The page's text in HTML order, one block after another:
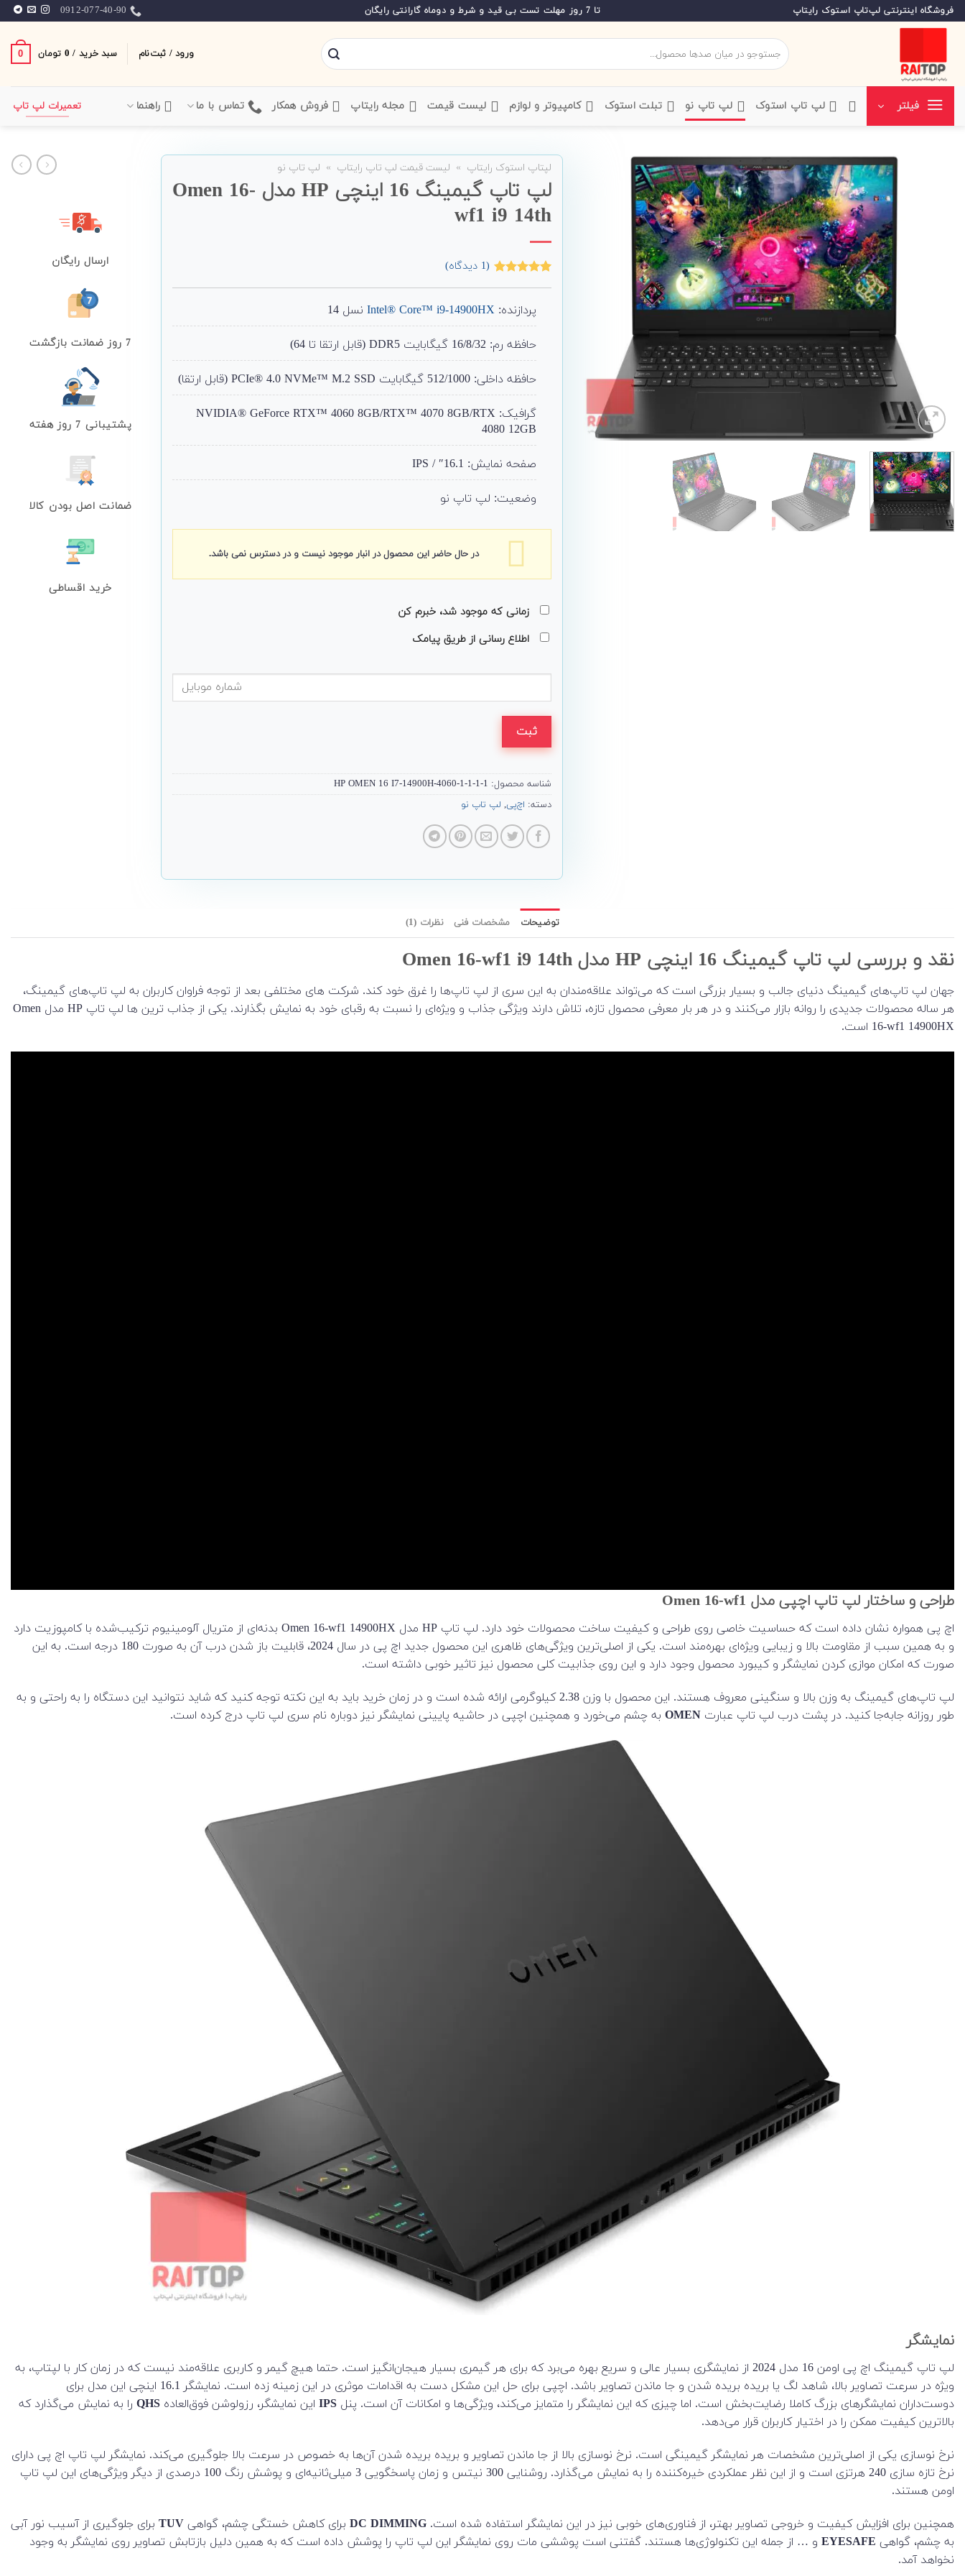
Skip
to
فروشگاه اینترنتی لپ‌تاپ استوک رایتاپ تا 7 روز مهلت تست بی قید و شرط و دوماه گارانتی رایگان 0912-077-40-90
جستجو
برای:
ورود / ثبت‌نام سبد خرید / 0 تومان 0
فیلتر ‌لپ تاپ استوک ‌لپ تاپ نو ‌ تبلت استوک ‌ کامپیوتر و لوازم ‌ لیست قیمت ‌ مجله رایتاپ فروش همکار تماس با ما راهنما تعمیرات لپ تاپ
لپتاپ استوک رایتاپ » لیست قیمت لپ تاپ رایتاپ » لپ تاپ نو
لپ تاپ گیمینگ 16 اینچی HP مدل Omen 16-
wf1 i9 14th
مشتری
(
1 دیدگاه)
پردازنده: Intel® Core™ i9-14900HXنسل 14
حافظه رم: 16/8/32 گیگابایت DDR5 (قابل ارتقا تا 64)
حافظه داخلی: 512/1000 گیگابایت PCIe® 4.0 NVMe™ M.2 SSD (قابل ارتقا)
گرافیک: NVIDIA® GeForce RTX™ 4060 8GB/RTX™ 4070 8GB/RTX
4080 12GB
صفحه نمایش: 16.1″ / IPS
وضعیت: لپ تاپ نو
در حال حاضر این محصول در انبار موجود نیست و در دسترس نمی باشد.
زمانی که موجود شد، خبرم کن
اطلاع رسانی از طریق پیامک
ثبت
شناسه محصول: HP OMEN 16 I7-14900H-4060-1-1-1-1
دسته: اچ‌پی, لپ تاپ نو
ارسال رایگان
7 روز ضمانت بازگشت
پشتیبانی 7 روز هفته
ضمانت اصل بودن کالا
خرید اقساطی
توضیحات مشخصات فنی نظرات (1)
نقد و بررسی لپ تاپ گیمینگ 16 اینچی HP مدل Omen 16-wf1 i9 14th
جهان لپ تاپ‌های گیمینگ دنیای جالب و بسیار بزرگی است که می‌تواند علاقه‌مندان به این سری از لپ تاپ‌ها را غرق خود کند. شرکت های مختلفی بعد از توجه فراوان کاربران به لپ تاپ‌های گیمینگ،
هر ساله محصولات جدیدی را روانه بازار می‌کنند و در هر بار معرفی محصول تازه، تلاش دارند ویژگی جذاب و ویژه‌ای را نسبت به رقبای خود به نمایش بگذارند. یکی از جذاب ترین ها لپ تاپ HP مدل Omen
16-wf1 14900HX است.
طراحی و ساختار لپ تاپ اچپی مدل Omen 16-wf1
اچ پی همواره نشان داده است که حساسیت خاصی روی طراحی و کیفیت ساخت محصولات خود دارد. لپ تاپ HP مدل Omen 16-wf1 14900HX بدنه‌ای از متریال آلومینیوم ترکیب‌شده با کامپوزیت دارد
و به همین سبب از مقاومت بالا و زیبایی ویژه‌ای بهره‌مند است. یکی از اصلی‌ترین ویژگی‌های ظاهری این محصول جدید اچ پی در سال 2024، قابلیت باز شدن درب آن به صورت 180 درجه است. به این
صورت که امکان موازی کردن نمایشگر و کیبورد محصول وجود دارد و این روی جذابیت کلی محصول نیز تاثیر خوبی داشته است.
لپ تاپ‌های گیمینگ به وزن بالا و سنگینی معروف هستند. این محصول با وزن 2.38 کیلوگرمی ارائه شده است و در زمان خرید باید به این نکته توجه کنید که شاید نتوانید این دستگاه را به راحتی و به
طور روزانه جابه‌جا کنید. در پشت درب لپ تاپ عبارت OMEN به چشم می‌خورد و همچنین اچپی در حاشیه پایینی نمایشگر نیز دوباره نام سری لپ تاپ درج کرده است.
نمایشگر
لپ تاپ گیمینگ اچ پی اومن 16 مدل 2024 از نمایشگری بسیار عالی و سریع بهره می‌برد که برای هر گیمری بسیار هیجان‌انگیز است. حتما هیچ گیمر و کاربری علاقه‌مند نیست که در زمان کار با لپتاپ، به
ویژه در سرعت تصاویر بالا، شاهد لگ یا بریده بریده شدن و جا ماندن تصاویر باشد. اچپی برای حل این مشکل دست به اقدامات موثری در این زمینه زده است. نمایشگر 16.1 اینچی این مدل برای
دوست‌داران نمایشگرهای بزرگ کاملا رضایت‌بخش است. اما چیزی که این نمایشگر را متمایز می‌کند، ویژگی‌ها و امکانات آن است. پنل IPS این نمایشگر، رزولوشن فوق‌العاده QHS را به نمایش می‌گذارد که
بالاترین کیفیت ممکن را در اختیار کاربران قرار می‌دهد.
نرخ نوسازی یکی از اصلی‌ترین مشخصات هر نمایشگر گیمینگی است. نرخ نوسازی بالا از جا ماندن تصاویر و بریده بریده شدن آن‌ها به خصوص در سرعت بالا جلوگیری می‌کند. نمایشگر لپ تاپ اچ پی دارای
نرخ تازه سازی 240 هرتزی است و از این نظر عملکردی خیره‌کننده را به نمایش می‌گذارد. روشنایی 300 نیتس و زمان پاسخگویی 3 میلی‌ثانیه‌ای و پوشش رنگ 100 درصدی از دیگر ویژگی‌های این لپ تاپ
اومن هستند.
همچنین برای افزایش کیفیت و خروجی تصاویر بهتر، از فناوری‌های خوبی نیز در این نمایشگر استفاده شده است. DC DIMMING برای کاهش خستگی چشم، گواهی TUV برای جلوگیری از آسیب نور آبی
به چشم، گواهی EYESAFE و … از جمله این تکنولوژی‌ها هستند. گفتنی است پوششی مات روی نمایشگر این لپ تاپ را پوشش داده است که به همین دلیل بازتابش تصاویر روی نمایشگر به وجود
نخواهد آمد.